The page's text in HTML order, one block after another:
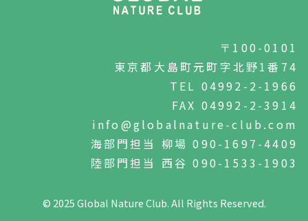
〒100-0101
東京都大島町元町字北野1番74
TEL 04992-2-1966
FAX 04992-2-3914
info@globalnature-club.com
海部門担当 柳場 090-1697-4409
陸部門担当 西谷 090-1533-1903
© 2025Global Nature Club.All Rights Reserved.